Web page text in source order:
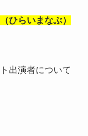
ひらいまなぶ）
出演者について